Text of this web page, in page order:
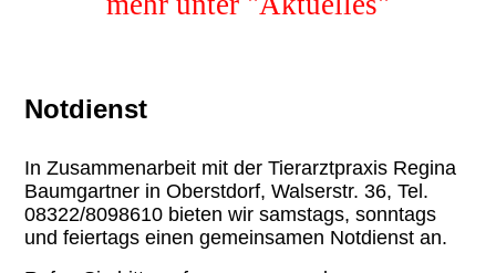
Notdienst
In Zusammenarbeit mit der Tierarztpraxis Regina
Baumgartner in Oberstdorf, Walserstr. 36, Tel.
08322/8098610 bieten wir samstags, sonntags
und feiertags einen gemeinsamen Notdienst an.